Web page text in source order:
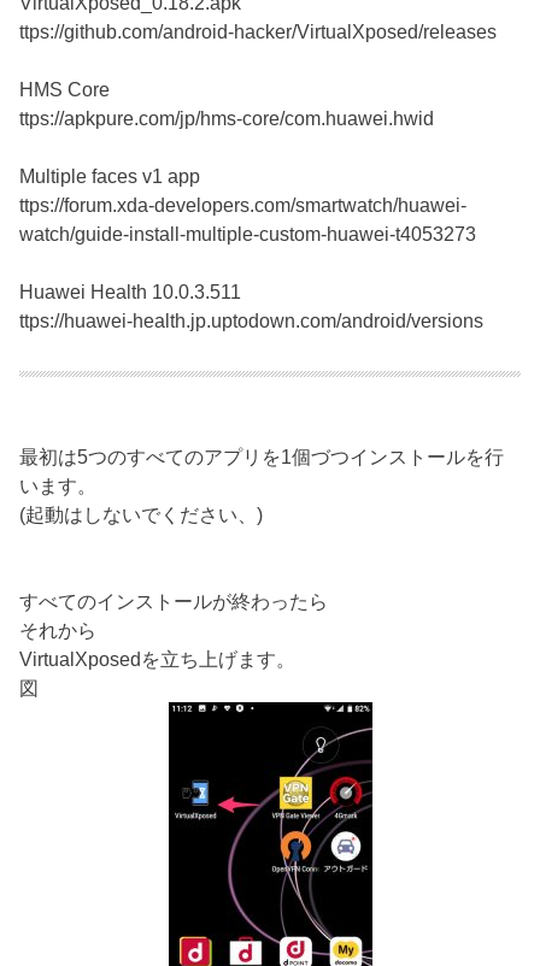
ttps://github.com/android-hacker/VirtualXposed/releases
HMS Core
ttps://apkpure.com/jp/hms-core/com.huawei.hwid
Multiple faces v1 app
ttps://forum.xda-developers.com/smartwatch/huawei-
watch/guide-install-multiple-custom-huawei-t4053273
Huawei Health 10.0.3.511
ttps://huawei-health.jp.uptodown.com/android/versions
最初は5つのすべてのアプリを1個づつインストールを行
います。
(起動はしないでください、)
すべてのインストールが終わったら
それから
VirtualXposedを立ち上げます。
図